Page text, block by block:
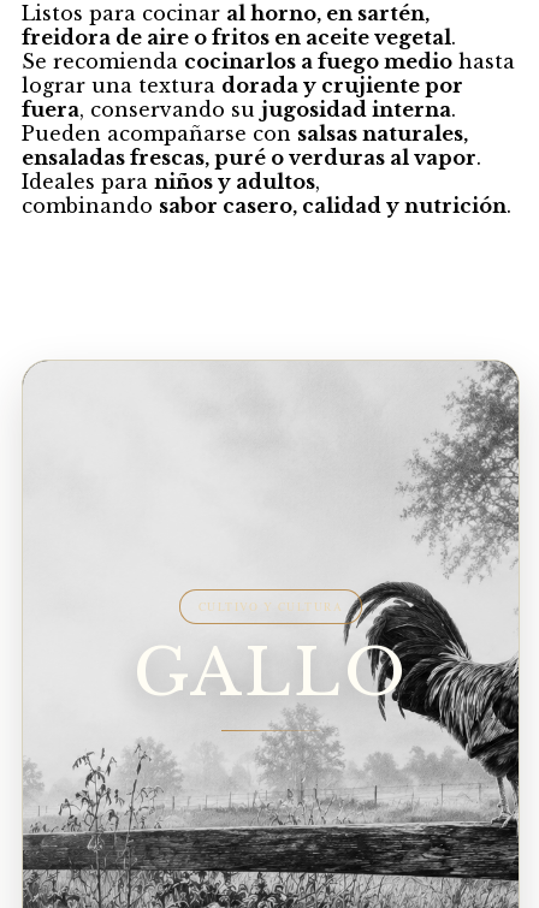
Listos para cocinar al horno, en sartén,
freidora de aire o fritos en aceite vegetal.
Se recomienda cocinarlos a fuego medio hasta
lograr una textura dorada y crujiente por
fuera, conservando su jugosidad interna.
Pueden acompañarse con salsas naturales,
ensaladas frescas, puré o verduras al vapor.
Ideales para niños y adultos,
combinando sabor casero, calidad y nutrición.
CULTIVO Y CULTURA
GALLO